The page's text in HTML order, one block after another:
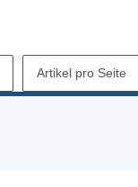
Artikel pro Seite